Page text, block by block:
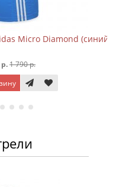
Diamond (синий)
р.